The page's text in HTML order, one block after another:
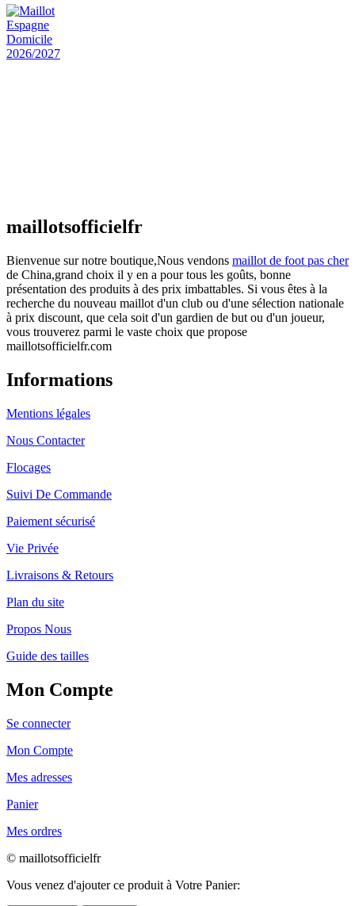
maillotsofficielfr
Bienvenue sur notre boutique,Nous vendons maillot de foot pas cher
de China,grand choix il y en a pour tous les goûts, bonne
présentation des produits à des prix imbattables. Si vous êtes à la
recherche du nouveau maillot d'un club ou d'une sélection nationale
à prix discount, que cela soit d'un gardien de but ou d'un joueur,
vous trouverez parmi le vaste choix que propose
maillotsofficielfr.com
Informations
Mentions légales
Nous Contacter
Flocages
Suivi De Commande
Paiement sécurisé
Vie Privée
Livraisons & Retours
Plan du site
Propos Nous
Guide des tailles
Mon Compte
Se connecter
Mon Compte
Mes adresses
Panier
Mes ordres
© maillotsofficielfr
Vous venez d'ajouter ce produit à Votre Panier: